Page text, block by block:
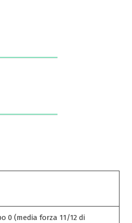
0 (media forza 11/12 di